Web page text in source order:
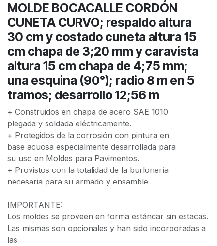
MOLDE BOCACALLE CORDÓN
CUNETA CURVO; respaldo altura
30 cm y costado cuneta altura 15
cm chapa de 3;20 mm y caravista
altura 15 cm chapa de 4;75 mm;
una esquina (90°); radio 8 m en 5
tramos; desarrollo 12;56 m
+ Construidos en chapa de acero SAE 1010
plegada y soldada eléctricamente.
+ Protegidos de la corrosión con pintura en
base acuosa especialmente desarrollada para
su uso en Moldes para Pavimentos.
+ Provistos con la totalidad de la burlonería
necesaria para su armado y ensamble.
IMPORTANTE:
Los moldes se proveen en forma estándar sin estacas.
Las mismas son opcionales y han sido incorporadas a
las